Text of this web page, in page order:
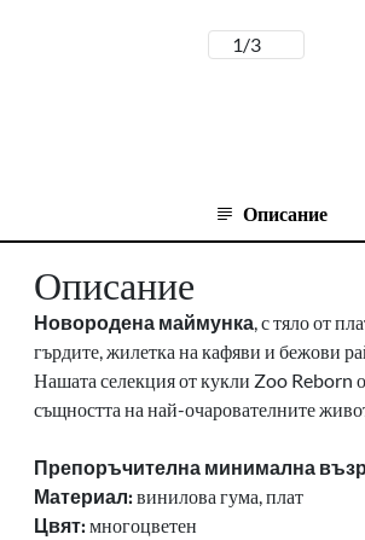
1/3
Описание
Описание
Новородена маймунка , с тяло от
гърдите, жилетка на кафяви и бежови
Нашата селекция от кукли Zoo Reborn
същността на най-очарователните
Препоръчителна минимална
Материал: винилова гума, плат
Цвят: многоцветен